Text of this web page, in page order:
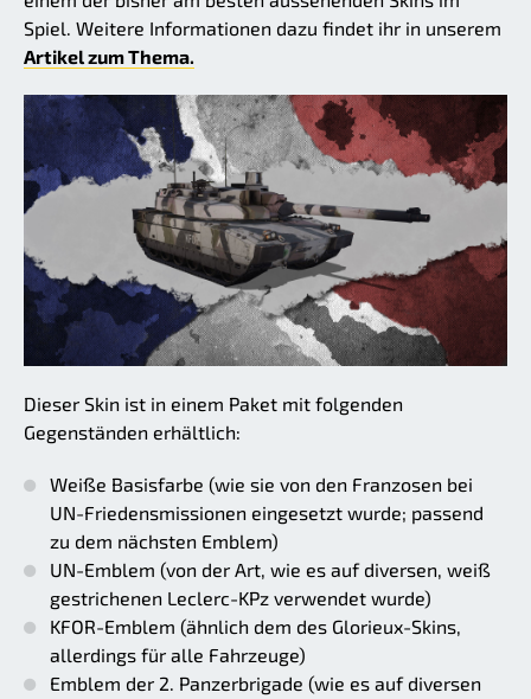
Spiel. Weitere Informationen dazu findet ihr in unserem
Artikel zum Thema.
Dieser Skin ist in einem Paket mit folgenden
Gegenständen erhältlich:
Weiße Basisfarbe (wie sie von den Franzosen bei
UN-Friedensmissionen eingesetzt wurde; passend
zu dem nächsten Emblem)
UN-Emblem (von der Art, wie es auf diversen, weiß
gestrichenen Leclerc-KPz verwendet wurde)
KFOR-Emblem (ähnlich dem des Glorieux-Skins,
allerdings für alle Fahrzeuge)
Emblem der 2. Panzerbrigade (wie es auf diversen